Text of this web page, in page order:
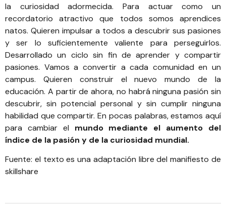
la curiosidad adormecida. Para actuar como un
recordatorio atractivo que todos somos aprendices
natos. Quieren impulsar a todos a descubrir sus pasiones
y ser lo suficientemente valiente para perseguirlos.
Desarrollado un ciclo sin fin de aprender y compartir
pasiones. Vamos a convertir a cada comunidad en un
campus. Quieren construir el nuevo mundo de la
educación. A partir de ahora, no habrá ninguna pasión sin
descubrir, sin potencial personal y sin cumplir ninguna
habilidad que compartir. En pocas palabras, estamos aquí
para cambiar el mundo mediante el aumento del
índice de la pasión y de la curiosidad mundial.
Fuente: el texto es una adaptación libre delmanifiesto de
skillshare